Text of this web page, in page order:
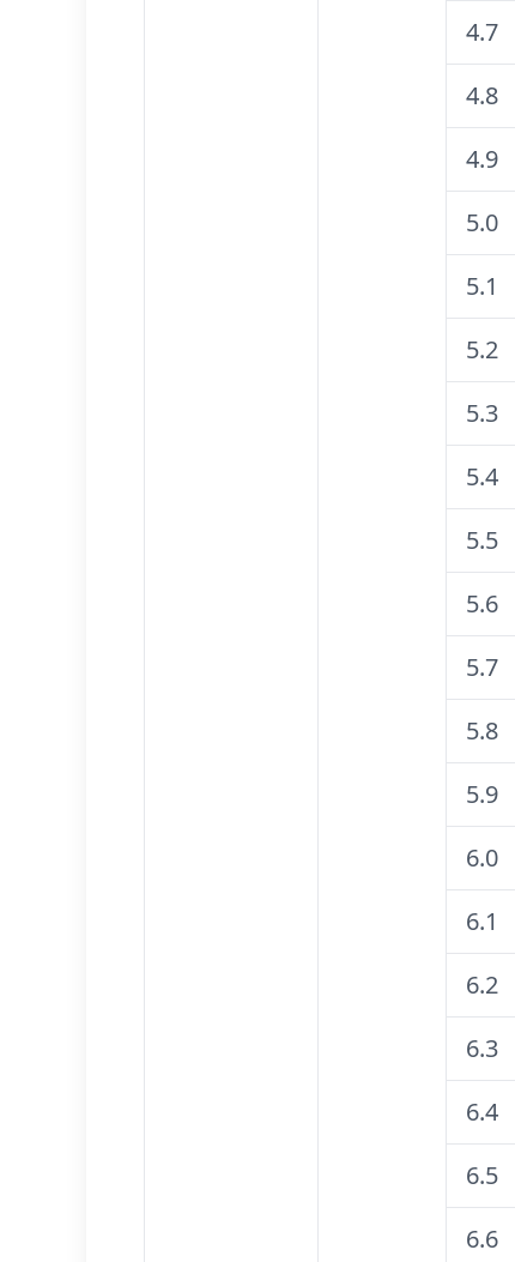
4.7
4.8
4.9
5.0
5.1
5.2
5.3
5.4
5.5
5.6
5.7
5.8
5.9
6.0
6.1
6.2
6.3
6.4
6.5
6.6